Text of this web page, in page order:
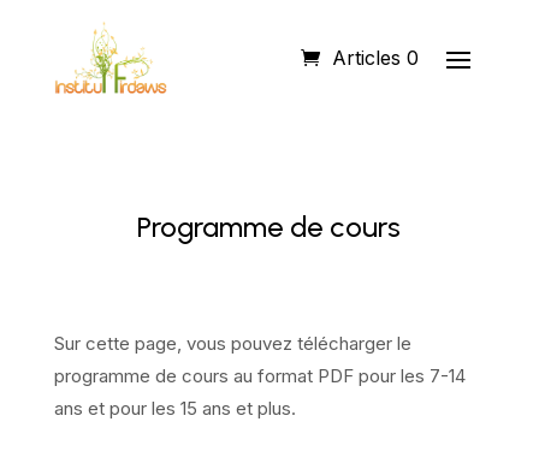
Articles 0
Programme de cours
Sur cette page, vous pouvez télécharger le
programme de cours au format PDF pour les 7-14
ans et pour les 15 ans et plus.